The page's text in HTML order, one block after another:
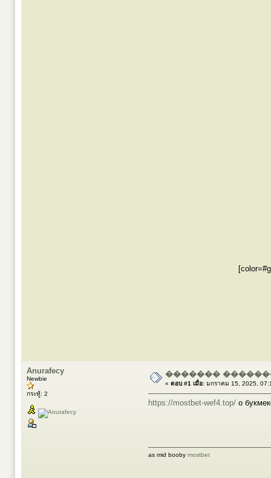
Anurafecy
Newbie
กระทู้: 2
�������
« ตอบ #1 เมื่อ: มกราคม 15, 2025,
https://mostbet-wef4.top/ о
as mid booby mostbet